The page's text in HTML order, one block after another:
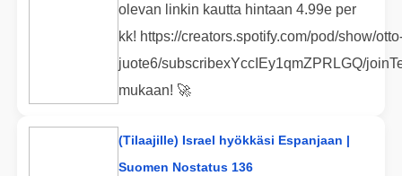
olevan linkin kautta hintaan 4.99e per
kk! https://creators.spotify.com/pod/show/
juote6/subscribexYccIEy1qmZPRLGQ/
mukaan! 🚀
(Tilaajille) Israel hyökkäsi Espanjaan |
Suomen Nostatus 136